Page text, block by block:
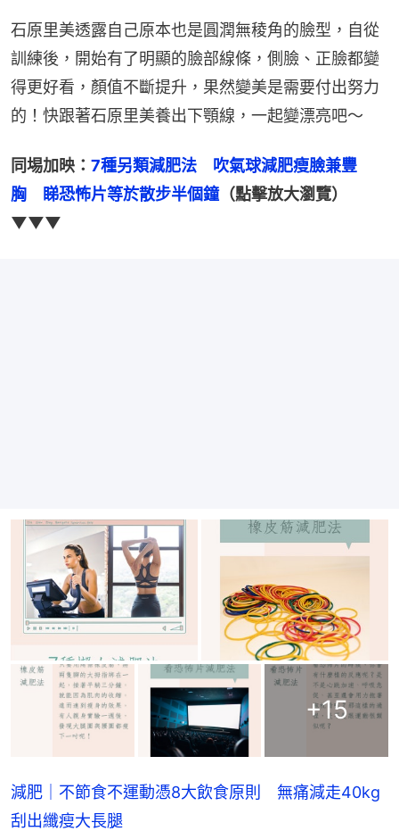
石原里美透露自己原本也是圓潤無稜角的臉型，自從
訓練後，開始有了明顯的臉部線條，側臉、正臉都變
得更好看，顏值不斷提升，果然變美是需要付出努力
的！快跟著石原里美養出下顎線，一起變漂亮吧～
同埸加映： 7種另類減肥法　吹氣球減肥瘦臉兼豐
胸　睇恐怖片等於散步半個鐘（點擊放大瀏覽）
▼▼▼
+15
減肥｜不節食不運動憑8大飲食原則 無痛減走40kg
刮出纖瘦大長腿